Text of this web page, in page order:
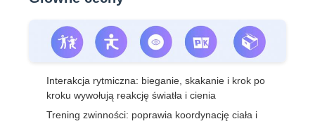
Interakcja rytmiczna: bieganie, skakanie i krok po
kroku wywołują reakcję światła i cienia
Trening zwinności: poprawia koordynację ciała i